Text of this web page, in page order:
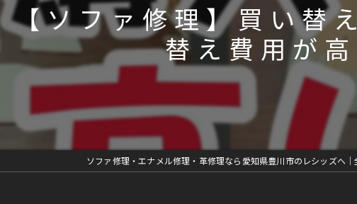
エナメル修理
バッグ修理
財布修理
靴修理
革ジャン修理
車内装部品修理
【ソファ修理】買い替
替え費用が